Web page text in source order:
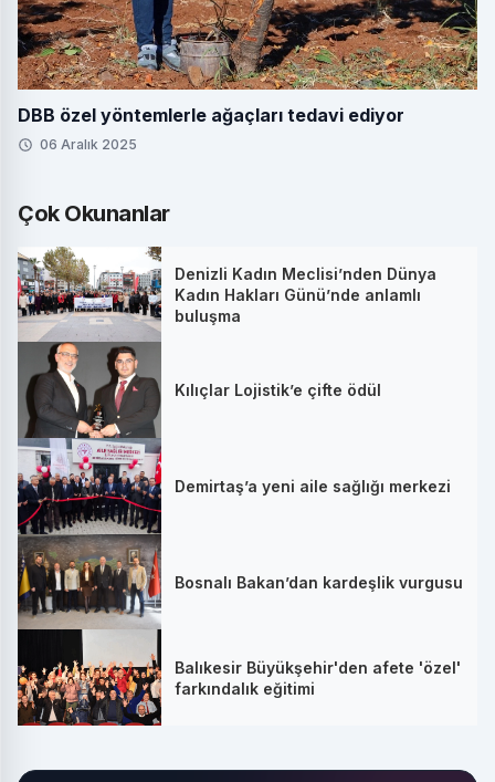
DBB özel yöntemlerle ağaçları tedavi ediyor
06 Aralık 2025
Çok Okunanlar
Denizli Kadın Meclisi’nden Dünya
Kadın Hakları Günü’nde anlamlı
buluşma
Kılıçlar Lojistik’e çifte ödül
Demirtaş’a yeni aile sağlığı merkezi
Bosnalı Bakan’dan kardeşlik vurgusu
Balıkesir Büyükşehir'den afete 'özel'
farkındalık eğitimi